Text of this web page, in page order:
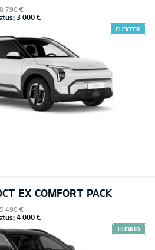
790 €
3 000 €
ELEKTER
EX COMFORT PACK
490 €
4 000 €
HÜBRIID